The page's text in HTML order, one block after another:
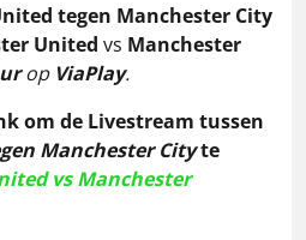
tegen Manchester City
United vs Manchester
op ViaPlay.
om de Livestream tussen
Manchester Cityte
vsManchester